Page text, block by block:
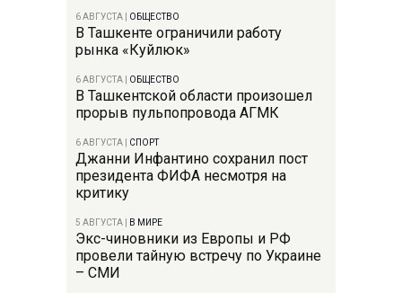
6 АВГУСТА ОБЩЕСТВО
В Ташкенте ограничили работу
рынка «Куйлюк»
6 АВГУСТА ОБЩЕСТВО
В Ташкентской области произошел
прорыв пульпопровода АГМК
6 АВГУСТА СПОРТ
Джанни Инфантино сохранил пост
президента ФИФА несмотря на
критику
5 АВГУСТА В МИРЕ
Экс-чиновники из Европы и РФ
провели тайную встречу по Украине
– СМИ